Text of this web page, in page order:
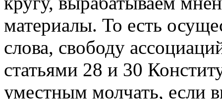
материалы. То есть
слова, свободу
статьями 28 и 30
уместным молчать, если